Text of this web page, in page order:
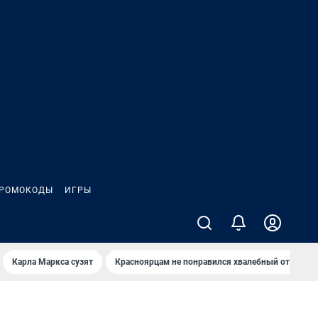
ИГРЫ
Карла Маркса сузят Красноярцам не понравился хвалебный отзыв о